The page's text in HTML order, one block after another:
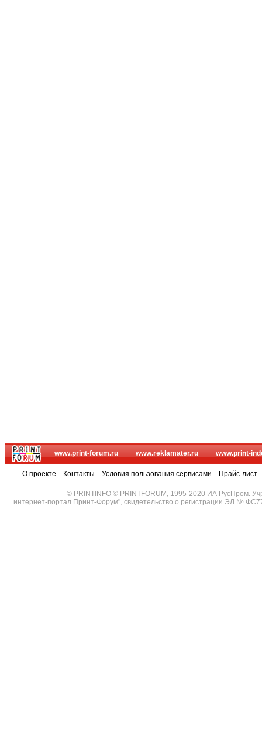
www.print-forum.ru www.reklamater.ru www.print-
О проекте . Контакты . Условия пользования сервисами . Прайс-лист .
© PRINTINFO © PRINTFORUM, 1995-2020 ИА РусПром.
интернет-портал Принт-Форум", свидетельство о регистрации ЭЛ №